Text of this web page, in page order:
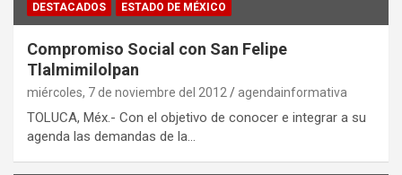
DESTACADOS ESTADO DE MÉXICO
Compromiso Social con San Felipe
Tlalmimilolpan
miércoles, 7 de noviembre del 2012 agendainformativa
TOLUCA, Méx.- Con el objetivo de conocer e integrar a su
agenda las demandas de la…